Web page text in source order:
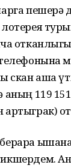
пешерә
скан аша
аның 119